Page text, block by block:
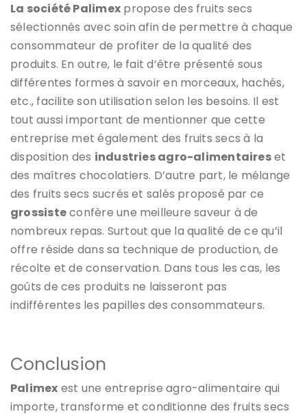
La société Palimex propose des fruits secs
sélectionnés avec soin afin de permettre à chaque
consommateur de profiter de la qualité des
produits. En outre, le fait d’être présenté sous
différentes formes à savoir en morceaux, hachés,
etc., facilite son utilisation selon les besoins. Il est
tout aussi important de mentionner que cette
entreprise met également des fruits secs à la
disposition des industries agro-alimentaireset
des maîtres chocolatiers. D’autre part, le mélange
des fruits secs sucrés et salés proposé par ce
grossisteconfère une meilleure saveur à de
nombreux repas. Surtout que la qualité de ce qu’il
offre réside dans sa technique de production, de
récolte et de conservation. Dans tous les cas, les
goûts de ces produits ne laisseront pas
indifférentes les papilles des consommateurs.
Conclusion
Palimex est une entreprise agro-alimentaire qui
importe, transforme et conditionne des fruits secs